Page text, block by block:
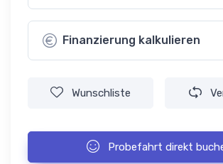
Finanzierung kalkulieren
Wunschliste
Probefahrt direkt